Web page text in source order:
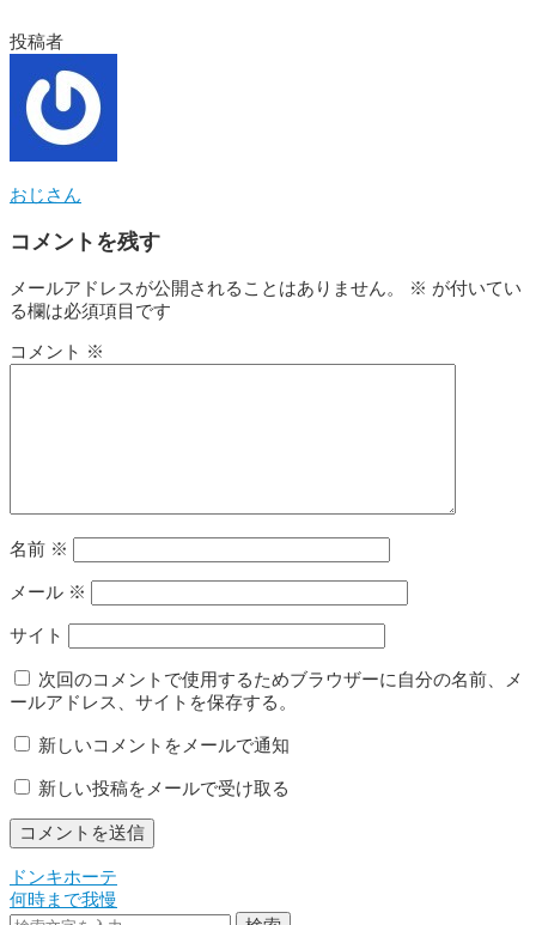
投稿者
おじさん
コメントを残す
メールアドレスが公開されることはありません。 ※ が付いてい
る欄は必須項目です
コメント ※
名前 ※
メール ※
サイト
次回のコメントで使用するためブラウザーに自分の名前、メ
ールアドレス、サイトを保存する。
新しいコメントをメールで通知
新しい投稿をメールで受け取る
投
ドンキホーテ
何時まで我慢